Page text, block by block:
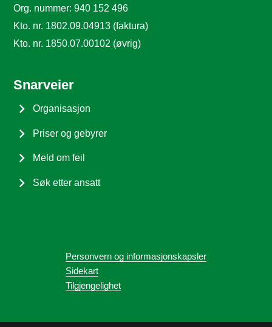
Org. nummer: 940 152 496
Kto. nr. 1802.09.04913 (faktura)
Kto. nr. 1850.07.00102 (øvrig)
Snarveier
Organisasjon
Priser og gebyrer
Meld om feil
Søk etter ansatt
Personvern og informasjonskapsler
Sidekart
Tilgjengelighet